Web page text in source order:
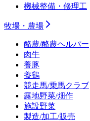
機械整備・修理工
牧場・農場
酪農/酪農ヘルパー
肉牛
養豚
養鶏
競走馬/乗馬クラブ
露地野菜/畑作
施設野菜
製造/加工/販売